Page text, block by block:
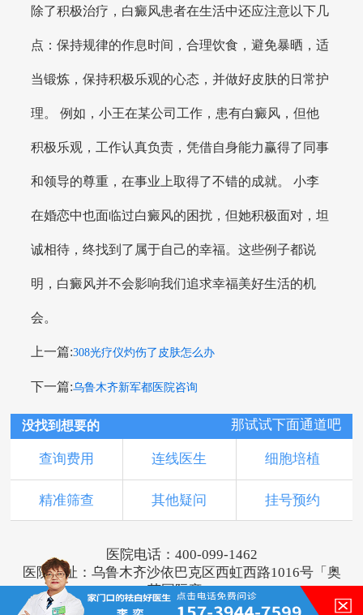
除了积极治疗，白癜风患者在生活中还应注意以下几
点：保持规律的作息时间，合理饮食，避免暴晒，适
当锻炼，保持积极乐观的心态，并做好皮肤的日常护
理。 例如，小王在某公司工作，患有白癜风，但他
积极乐观，工作认真负责，凭借自身能力赢得了同事
和领导的尊重，在事业上取得了不错的成就。 小李
在婚恋中也面临过白癜风的困扰，但她积极面对，坦
诚相待，终找到了属于自己的幸福。这些例子都说
明，白癜风并不会影响我们追求幸福美好生活的机
会。
上一篇:308光疗仪灼伤了皮肤怎么办
下一篇:乌鲁木齐新军都医院咨询
没找到想要的 那试试下面通道吧
查询费用 连线医生 细胞培植
精准筛查 其他疑问 挂号预约
医院电话：400-099-1462
医院地址：乌鲁木齐沙依巴克区西虹西路1016号「奥
莱国际旁」
版权所有：乌鲁木齐新军都皮肤病医院